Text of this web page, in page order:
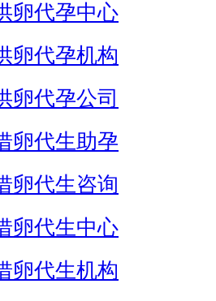
卵代孕中心
卵代孕机构
卵代孕公司
卵代生助孕
卵代生咨询
卵代生中心
卵代生机构